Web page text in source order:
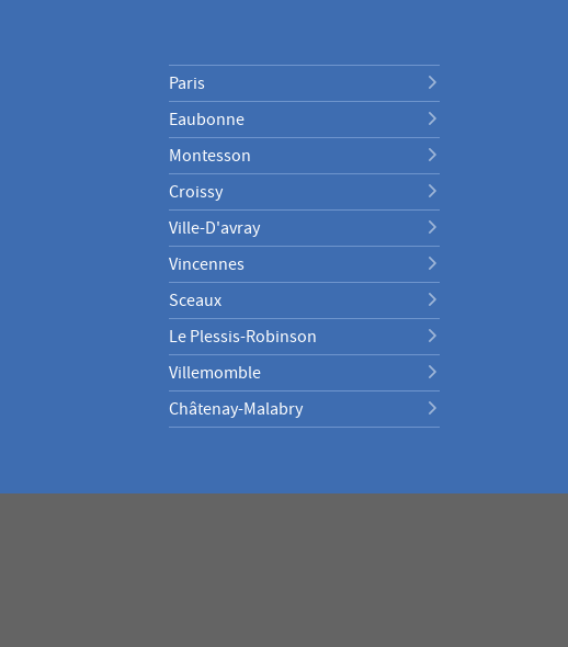
Paris
Eaubonne
Montesson
Croissy
Ville-D'avray
Vincennes
Sceaux
Le Plessis-Robinson
Villemomble
Châtenay-Malabry